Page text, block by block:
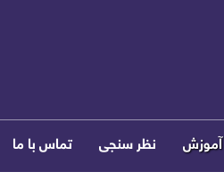
آموزش نظر سنجی تماس با ما